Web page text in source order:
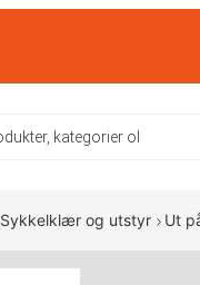
Sykkelklær og utstyr Ut